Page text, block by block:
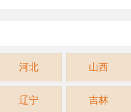
河北 山西
辽宁 吉林